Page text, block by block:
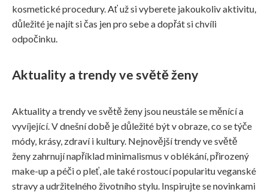
kosmetické procedury. Ať už si vyberete jakoukoliv aktivitu,
důležité je najít si čas jen pro sebe a dopřát si chvíli
odpočinku.
Aktuality a trendy ve světě ženy
Aktuality a trendy ve světě ženy jsou neustále se měnící a
vyvíjející. V dnešní době je důležité být v obraze, co se týče
módy, krásy, zdraví i kultury. Nejnovější trendy ve světě
ženy zahrnují například minimalismus v oblékání, přirozený
make-up a péči o pleť, ale také rostoucí popularitu veganské
stravy a udržitelného životního stylu. Inspirujte se novinkami